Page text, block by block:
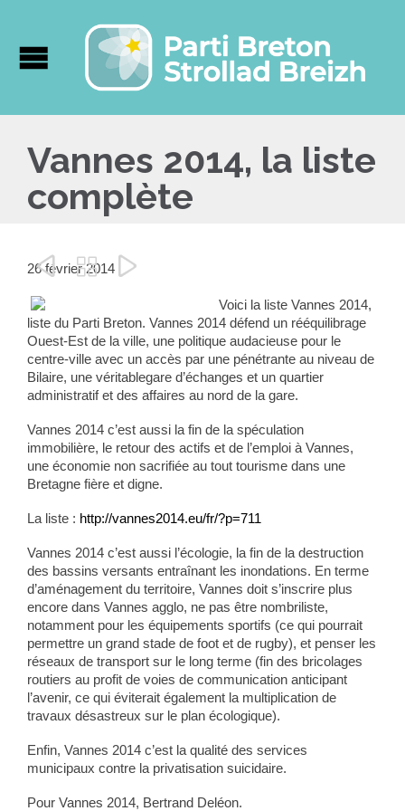
Vannes 2014, la liste
complète
  
26 février 2014
Voici la liste Vannes 2014,
liste du Parti Breton. Vannes 2014 défend un rééquilibrage
Ouest-Est de la ville, une politique audacieuse pour le
centre-ville avec un accès par une pénétrante au niveau de
Bilaire, une véritablegare d’échanges et un quartier
administratif et des affaires au nord de la gare.
Vannes 2014 c’est aussi la fin de la spéculation
immobilière, le retour des actifs et de l’emploi à Vannes,
une économie non sacrifiée au tout tourisme dans une
Bretagne fière et digne.
La liste : http://vannes2014.eu/fr/?p=711
Vannes 2014 c’est aussi l’écologie, la fin de la destruction
des bassins versants entraînant les inondations. En terme
d’aménagement du territoire, Vannes doit s’inscrire plus
encore dans Vannes agglo, ne pas être nombriliste,
notamment pour les équipements sportifs (ce qui pourrait
permettre un grand stade de foot et de rugby), et penser les
réseaux de transport sur le long terme (fin des bricolages
routiers au profit de voies de communication anticipant
l’avenir, ce qui éviterait également la multiplication de
travaux désastreux sur le plan écologique).
Enfin, Vannes 2014 c’est la qualité des services
municipaux contre la privatisation suicidaire.
Pour Vannes 2014, Bertrand Deléon.